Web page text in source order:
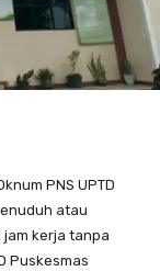
PNS UPTD
atau
kerja tanpa
Puskesmas